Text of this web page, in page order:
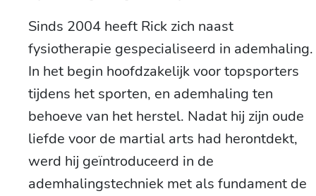
Sinds 2004 heeft Rick zich naast
fysiotherapie gespecialiseerd in ademhaling.
In het begin hoofdzakelijk voor topsporters
tijdens het sporten, en ademhaling ten
behoeve van het herstel. Nadat hij zijn oude
liefde voor de martial arts had herontdekt,
werd hij geïntroduceerd in de
ademhalingstechniek met als fundament de